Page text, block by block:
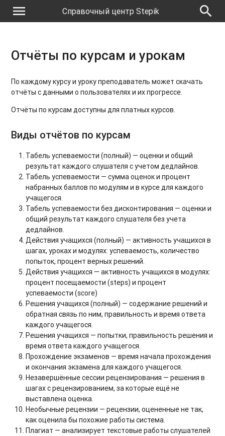
menu Справочный центр Stepik search
Отчёты по курсам и урокам
По каждому курсу и уроку преподаватель может скачать
отчёты с данными о пользователях и их прогрессе.
Отчёты по курсам доступны для платных курсов.
Виды отчётов по курсам
Табель успеваемости (полный) — оценки и общий
результат каждого слушателя с учетом дедлайнов.
Табель успеваемости — сумма оценок и процент
набранных баллов по модулям и в курсе для каждого
учащегося.
Табель успеваемости без дисконтирования — оценки и
общий результат каждого слушателя без учета
дедлайнов.
Действия учащихся (полный) — активность учащихся в
шагах, уроках и модулях: успеваемость, количество
попыток, процент верных решений.
Действия учащихся — активность учащихся в модулях:
процент посещаемости (steps) и процент
успеваемости (score)
Решения учащихся (полный) — содержание решений и
обратная связь по ним, правильность и время ответа
каждого учащегося.
Решения учащихся — попытки, правильность решения и
время ответа каждого учащегося.
Прохождение экзаменов — время начала прохождения
и окончания экзамена для каждого учащегося.
Незавершённые сессии рецензирования — решения в
шагах с рецензированием, за которые ещё не
выставлена оценка.
Необычные рецензии — рецензии, оцененные не так,
как оценила бы похожие работы система.
Плагиат — анализирует текстовые работы слушателей